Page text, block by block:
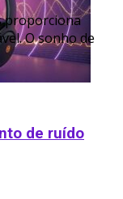
de ruído
proporciona
O sonho de